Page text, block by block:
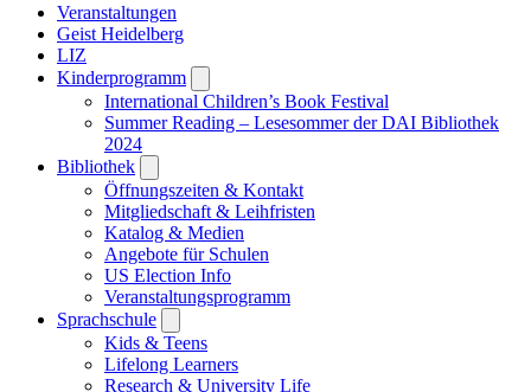
Veranstaltungen
Geist Heidelberg
LIZ
Kinderprogramm
submenu
International Children’s Book Festival
Summer Reading – Lesesommer der DAI Bibliothek
2024
Bibliothek
submenu
Öffnungszeiten & Kontakt
Mitgliedschaft & Leihfristen
Katalog & Medien
Angebote für Schulen
US Election Info
Veranstaltungsprogramm
Sprachschule
submenu
Kids & Teens
Lifelong Learners
Research & University Life